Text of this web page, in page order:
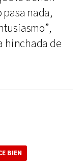
nada,
hinchada de
BIEN